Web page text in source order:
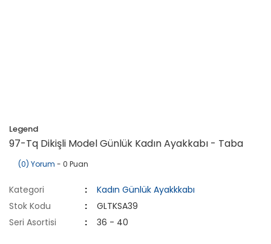
Legend
97-Tq Dikişli Model Günlük Kadın Ayakkabı - Taba
(0) Yorum - 0 Puan
Kategori
Kadın Günlük Ayakkkabı
Stok Kodu
GLTKSA39
Seri Asortisi
36 - 40